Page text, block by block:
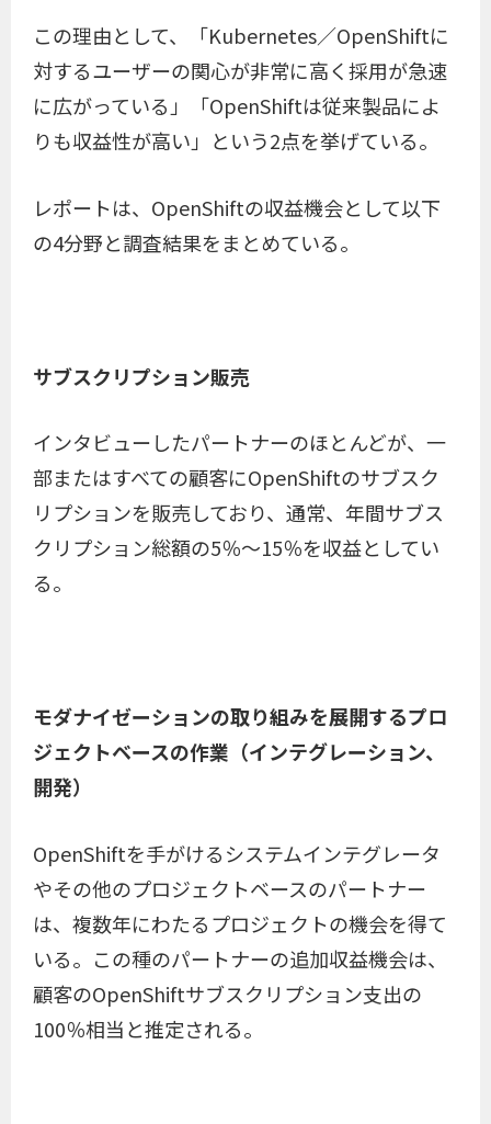
この理由として、「Kubernetes／OpenShiftに
対するユーザーの関心が非常に高く採用が急速
に広がっている」「OpenShiftは従来製品によ
りも収益性が高い」という2点を挙げている。
レポートは、OpenShiftの収益機会として以下
の4分野と調査結果をまとめている。
サブスクリプション販売
インタビューしたパートナーのほとんどが、一
部またはすべての顧客にOpenShiftのサブスク
リプションを販売しており、通常、年間サブス
クリプション総額の5％～15％を収益としてい
る。
モダナイゼーションの取り組みを展開するプロ
ジェクトベースの作業（インテグレーション、
開発）
OpenShiftを手がけるシステムインテグレータ
やその他のプロジェクトベースのパートナー
は、複数年にわたるプロジェクトの機会を得て
いる。この種のパートナーの追加収益機会は、
顧客のOpenShiftサブスクリプション支出の
100％相当と推定される。